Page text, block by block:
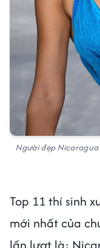
Người đẹp
Top 11 thí sinh
mới nhất của